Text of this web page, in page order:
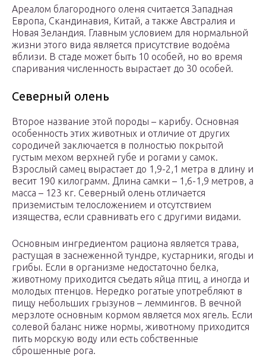
Ареалом благородного оленя считается Западная
Европа, Скандинавия, Китай, а также Австралия и
Новая Зеландия. Главным условием для нормальной
жизни этого вида является присутствие водоёма
вблизи. В стаде может быть 10 особей, но во время
спаривания численность вырастает до 30 особей.
Северный олень
Второе название этой породы – карибу. Основная
особенность этих животных и отличие от других
сородичей заключается в полностью покрытой
густым мехом верхней губе и рогами у самок.
Взрослый самец вырастает до 1,9-2,1 метра в длину и
весит 190 килограмм. Длина самки – 1,6-1,9 метров, а
масса – 123 кг. Северный олень отличается
приземистым телосложением и отсутствием
изящества, если сравнивать его с другими видами.
Основным ингредиентом рациона является трава,
растущая в заснеженной тундре, кустарники, ягоды и
грибы. Если в организме недостаточно белка,
животному приходится съедать яйца птиц, а иногда и
молодых птенцов. Нередко рогатые употребляют в
пищу небольших грызунов – леммингов. В вечной
мерзлоте основным кормом является мох ягель. Если
солевой баланс ниже нормы, животному приходится
пить морскую воду или есть собственные
сброшенные рога.